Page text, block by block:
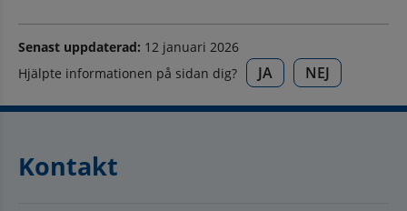
Senast uppdaterad: 12 januari 2026
Hjälpte informationen på sidan dig?
JA NEJ
Kontakt